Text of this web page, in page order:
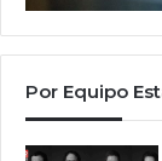
Por Equipo